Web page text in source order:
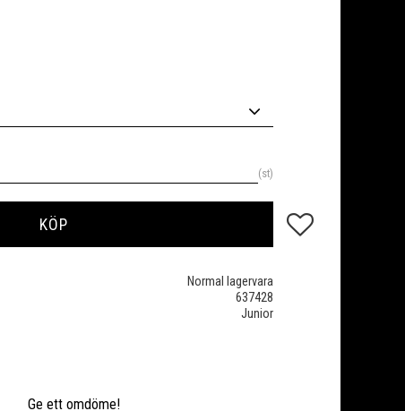
st
KÖP Lägg till i favoriter
Normal lagervara
637428
Junior
Ge ett omdöme!